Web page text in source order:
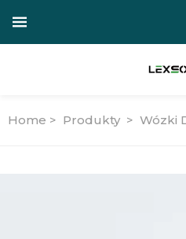
Home > Produkty > Wózki